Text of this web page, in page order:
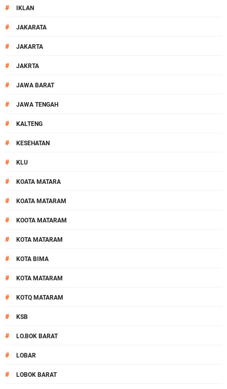
# IKLAN
# JAKARATA
# JAKARTA
# JAKRTA
# JAWA BARAT
# JAWA TENGAH
# KALTENG
# KESEHATAN
# KLU
# KOATA MATARA
# KOATA MATARAM
# KOOTA MATARAM
# KOTA MATARAM
# KOTA BIMA
# KOTA MATARAM
# KOTQ MATARAM
# KSB
# LO.BOK BARAT
# LOBAR
# LOBOK BARAT